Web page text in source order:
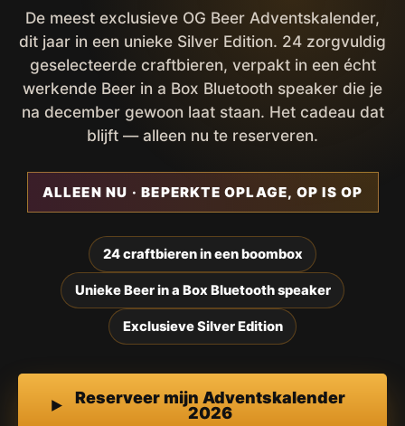
De meest exclusieve OG Beer Adventskalender,
dit jaar in een unieke Silver Edition. 24 zorgvuldig
geselecteerde craftbieren, verpakt in een écht
werkende Beer in a Box Bluetooth speaker die je
na december gewoon laat staan. Het cadeau dat
blijft — alleen nu te reserveren.
ALLEEN NU · BEPERKTE OPLAGE, OP IS OP
24 craftbieren in een boombox
Unieke Beer in a Box Bluetooth speaker
Exclusieve Silver Edition
Reserveer mijn Adventskalender
2026